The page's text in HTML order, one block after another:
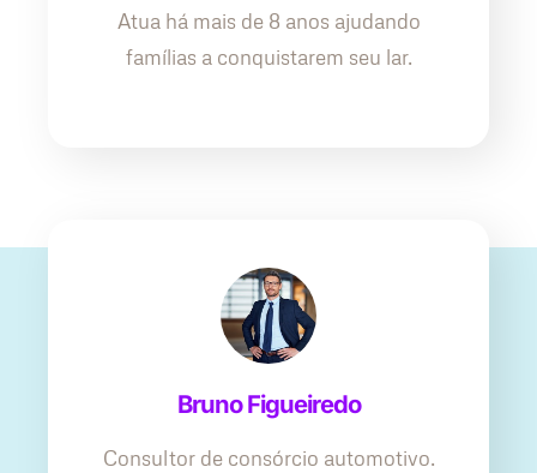
Atua há mais de 8 anos ajudando
famílias a conquistarem seu lar.
Bruno Figueiredo
Consultor de consórcio automotivo.